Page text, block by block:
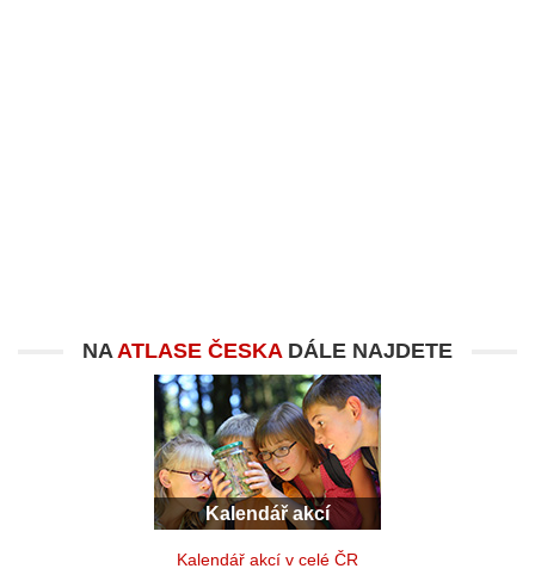
NAATLASE ČESKADÁLE NAJDETE
Kalendář akcí
Kalendář akcí v celé ČR